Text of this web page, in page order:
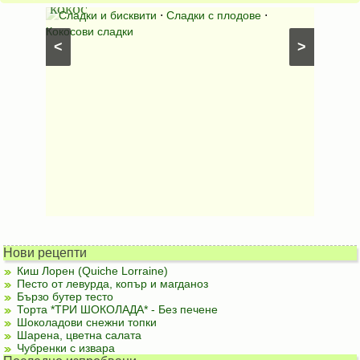
>
<
кокос
Сладки и бисквити ⋅ Сладки с плодове ⋅
Кокосови сладки
ден*
Нови рецепти
Киш Лорен (Quiche Lorraine)
Песто от левурда, копър и магданоз
Бързо бутер тесто
Торта *ТРИ ШОКОЛАДА* - Без печене
Шоколадови снежни топки
Шарена, цветна салата
Чубренки с извара